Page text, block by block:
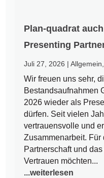
Plan-quadrat
Presenting
Juli 27, 2026 |Allgemein
Wir freuen uns sehr,
Bestandsaufnahmen
2026 wieder als
dürfen. Seit vielen
vertrauensvolle und
Zusammenarbeit.
Partnerschaft und
Vertrauen möchten...
...weiterlesen